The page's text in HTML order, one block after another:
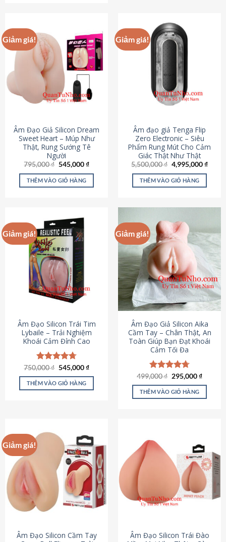
Giảm giá!
Âm Đạo Giả Silicon Dream
Sweet Heart – Múp Như
Thật, Rung Sướng Tê
Người
795,000₫ Giá
là:
795,000 ₫.
545,000₫Giá
tại
545,000 ₫.
THÊM VÀO GIỎ HÀNG
Giảm giá!
Âm đạo giả Tenga Flip
Zero Electronic – Siêu
Phẩm Rung Mút Cho Cảm
Giác Thật Như Thật
5,500,000₫ Giá
gốc
là:
5,500,000 ₫.
4,995,000₫Giá
THÊM VÀO GIỎ HÀNG
Giảm giá!
Âm Đạo Silicon Trái Tim
Lybaile – Trải Nghiệm
Khoái Cảm Đỉnh Cao
Được xếp
hạng4.70
5 sao
750,000₫ Giá
là:
750,000 ₫.
545,000₫Giá
tại
545,000 ₫.
THÊM VÀO GIỎ HÀNG
Giảm giá!
Âm Đạo Giả Silicon Aika
Cầm Tay – Chân Thật, An
Toàn Giúp Bạn Đạt Khoái
Cảm Tối Đa
Được xếp
hạng4.75
5 sao
499,000₫ Giá
là:
499,000 ₫.
295,000₫Giá
tại
THÊM VÀO GIỎ HÀNG
Giảm giá!
Âm Đạo Silicon Cầm Tay
Âm Đạo Silicon Trái Đào